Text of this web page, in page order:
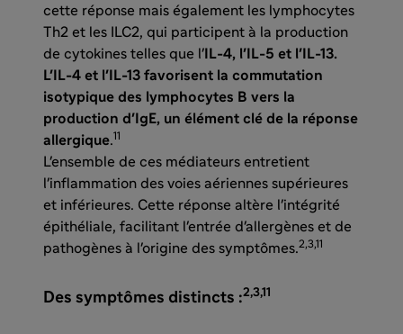
cette réponse mais également les lymphocytes
Th2 et les ILC2, qui participent à la production
de cytokines telles que l'IL-4, l'IL-5 et l'IL-13.
L'IL-4 et l'IL-13 favorisent la commutation
isotypique des lymphocytes B vers la
production d'IgE, un élément clé de la réponse
allergique.11
L'ensemble de ces médiateurs entretient
l'inflammation des voies aériennes supérieures
et inférieures. Cette réponse altère l'intégrité
épithéliale, facilitant l'entrée d'allergènes et de
pathogènes à l'origine des symptômes.2,3,11
Des symptômes distincts :2,3,11